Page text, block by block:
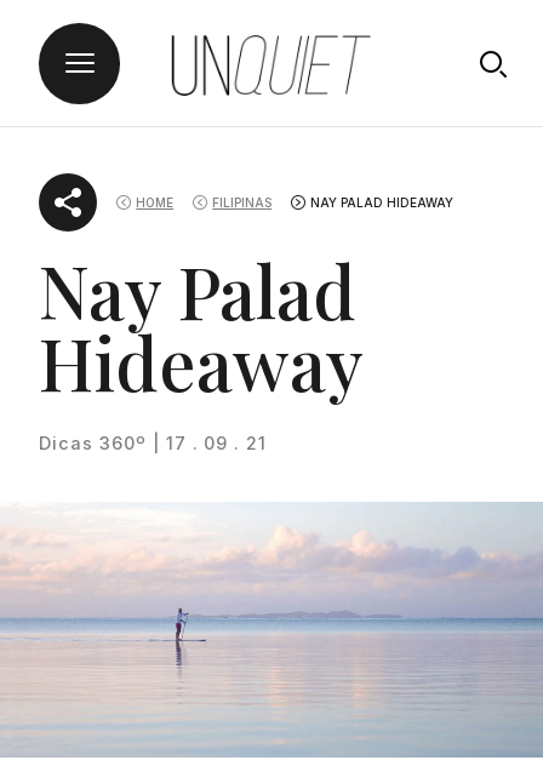
content
Proudly
HOME FILIPINAS NAY PALAD HIDEAWAY
Nay Palad
Hideaway
Dicas 360º | 17 . 09 . 21